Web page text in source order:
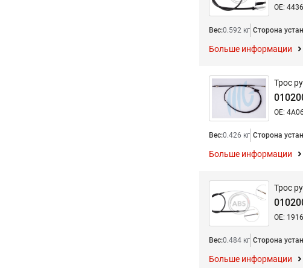
OE:
Вес:0.592 кг Сторона
Больше информации
Трос
OE:
Вес:0.426 кг Сторона
Больше информации
Трос
OE:
Вес:0.484 кг Сторона
Больше информации